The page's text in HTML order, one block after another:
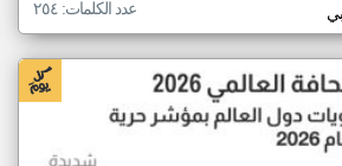
عدد الكلمات: ٢٥٤